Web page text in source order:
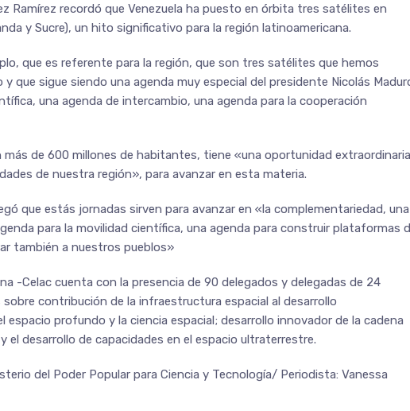
Ramírez recordó que Venezuela ha puesto en órbita tres satélites en
y Sucre), un hito significativo para la región latinoamericana.
que es referente para la región, que son tres satélites que hemos
que sigue siendo una agenda muy especial del presidente Nicolás
una agenda de intercambio, una agenda para la cooperación
más de 600 millones de habitantes, tiene «una oportunidad extraordinaria
de nuestra región», para avanzar en esta materia.
que estás jornadas sirven para avanzar en «la complementariedad, una
para la movilidad científica, una agenda para construir plataformas
también a nuestros pueblos»
-Celac cuenta con la presencia de 90 delegados y delegadas de 24
contribución de la infraestructura espacial al desarrollo
profundo y la ciencia espacial; desarrollo innovador de la cadena
el desarrollo de capacidades en el espacio ultraterrestre.
del Poder Popular para Ciencia y Tecnología/ Periodista: Vanessa